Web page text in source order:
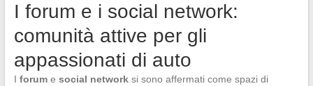
I forum e i social network:
comunità attive per gli
appassionati di auto
I forume social networksi sono affermati come spazi di